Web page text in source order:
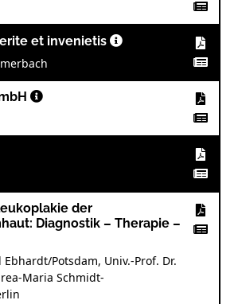
et invenietis
der
Diagnostik – Therapie –
Ebhardt/Potsdam, Univ.-Prof. Dr.
Maria Schmidt-